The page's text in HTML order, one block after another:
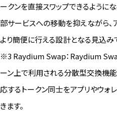
ークンを直接スワップできるように
部サービスへの移動を抑えながら、
より簡便に行える設計となる見込み
※3 Raydium Swap：Raydium
ーン上で利用される分散型交換機能
応するトークン同士をアプリやウォ
きます。